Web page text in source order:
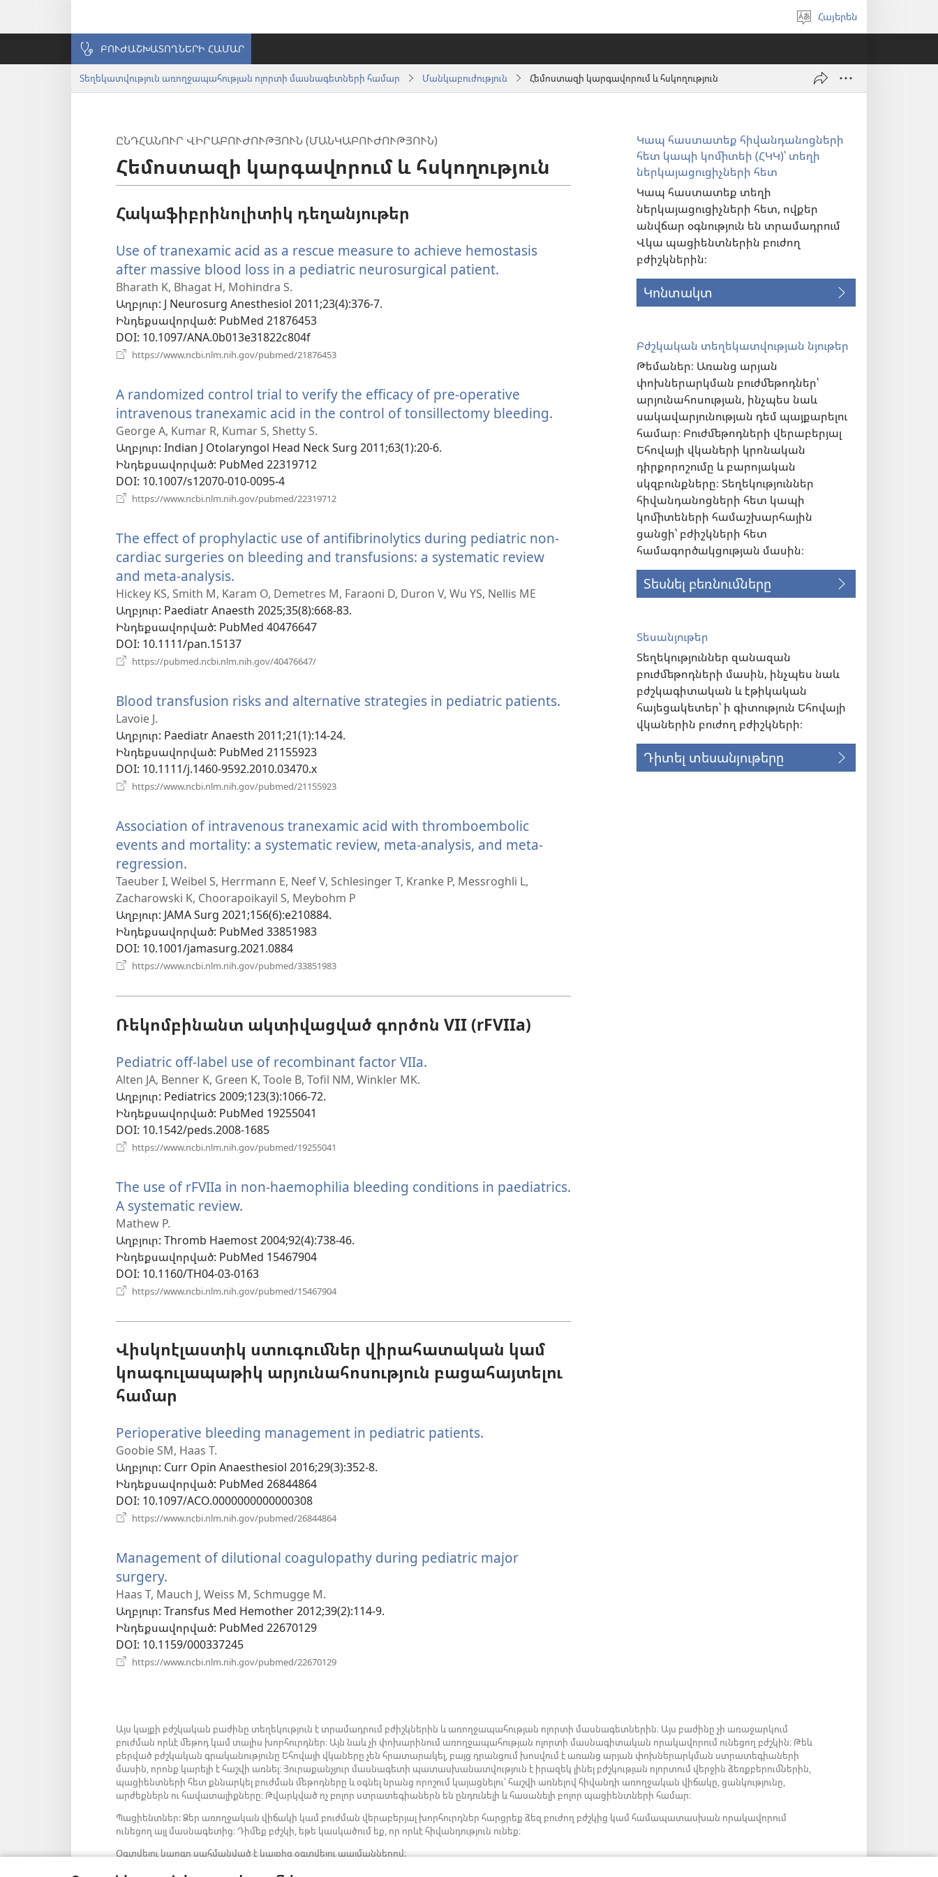
Ընտրել
լեզուն
Հայերեն
ԲՈՒԺԱՇԽԱՏՈՂՆԵՐԻ ՀԱՄԱՐ
Տեղեկատվություն առողջապահության ոլորտի մասնագետների համար Մանկաբուժություն Հեմոստազի կարգավորում և հսկողություն
ԸՆԴՀԱՆՈՒՐ ՎԻՐԱԲՈՒԺՈՒԹՅՈՒՆ (ՄԱՆԿԱԲՈՒԺՈՒԹՅՈՒՆ)
Հեմոստազի կարգավորում և հսկողություն
Հակաֆիբրինոլիտիկ դեղանյութեր
Use of tranexamic acid as a rescue measure to achieve hemostasis
after massive blood loss in a pediatric neurosurgical patient.
Bharath K, Bhagat H, Mohindra S.
Աղբյուր‎: J Neurosurg Anesthesiol 2011;23(4):376-7.
Ինդեքսավորված‎: PubMed 21876453
DOI‎: 10.1097/ANA.0b013e31822c804f
https://www.ncbi.nlm.nih.gov/pubmed/21876453
պատուհան)
A randomized control trial to verify the efficacy of pre-operative
intravenous tranexamic acid in the control of tonsillectomy bleeding.
պատուհան)
George A, Kumar R, Kumar S, Shetty S.
Աղբյուր‎: Indian J Otolaryngol Head Neck Surg 2011;63(1):20-6.
Ինդեքսավորված‎: PubMed 22319712
DOI‎: 10.1007/s12070-010-0095-4
https://www.ncbi.nlm.nih.gov/pubmed/22319712
պատուհան)
The effect of prophylactic use of antifibrinolytics during pediatric non-
cardiac surgeries on bleeding and transfusions: a systematic review
and meta-analysis.
է
նոր
պատուհան)
Hickey KS, Smith M, Karam O, Demetres M, Faraoni D, Duron V, Wu YS, Nellis ME
Աղբյուր‎: Paediatr Anaesth 2025;35(8):668-83.
Ինդեքսավորված‎: PubMed 40476647
DOI‎: 10.1111/pan.15137
https://pubmed.ncbi.nlm.nih.gov/40476647/
պատուհան)
Blood transfusion risks and alternative strategies in pediatric patients.
պատուհան)
Lavoie J.
Աղբյուր‎: Paediatr Anaesth 2011;21(1):14-24.
Ինդեքսավորված‎: PubMed 21155923
DOI‎: 10.1111/j.1460-9592.2010.03470.x
https://www.ncbi.nlm.nih.gov/pubmed/21155923
պատուհան)
Association of intravenous tranexamic acid with thromboembolic
events and mortality: a systematic review, meta-analysis, and meta-
regression.
է
նոր
պատուհան)
Taeuber I, Weibel S, Herrmann E, Neef V, Schlesinger T, Kranke P, Messroghli L,
Zacharowski K, Choorapoikayil S, Meybohm P
Աղբյուր‎: JAMA Surg 2021;156(6):e210884.
Ինդեքսավորված‎: PubMed 33851983
DOI‎: 10.1001/jamasurg.2021.0884
https://www.ncbi.nlm.nih.gov/pubmed/33851983
Ռեկոմբինանտ ակտիվացված գործոն VII (rFVIIa)
Pediatric off-label use of recombinant factor VIIa.
Alten JA, Benner K, Green K, Toole B, Tofil NM, Winkler MK.
Աղբյուր‎: Pediatrics 2009;123(3):1066-72.
Ինդեքսավորված‎: PubMed 19255041
DOI‎: 10.1542/peds.2008-1685
https://www.ncbi.nlm.nih.gov/pubmed/19255041
պատուհան)
The use of rFVIIa in non-haemophilia bleeding conditions in paediatrics.
A systematic review.
նոր
պատուհան)
Mathew P.
Աղբյուր‎: Thromb Haemost 2004;92(4):738-46.
Ինդեքսավորված‎: PubMed 15467904
DOI‎: 10.1160/TH04-03-0163
https://www.ncbi.nlm.nih.gov/pubmed/15467904
Վիսկոէլաստիկ ստուգումներ վիրահատական կամ
կոագուլապաթիկ արյունահոսություն բացահայտելու
համար
Perioperative bleeding management in pediatric patients.
Goobie SM, Haas T.
Աղբյուր‎: Curr Opin Anaesthesiol 2016;29(3):352-8.
Ինդեքսավորված‎: PubMed 26844864
DOI‎: 10.1097/ACO.0000000000000308
https://www.ncbi.nlm.nih.gov/pubmed/26844864
պատուհան)
Management of dilutional coagulopathy during pediatric major
surgery.
է
նոր
պատուհան)
Haas T, Mauch J, Weiss M, Schmugge M.
Աղբյուր‎: Transfus Med Hemother 2012;39(2):114-9.
Ինդեքսավորված‎: PubMed 22670129
DOI‎: 10.1159/000337245
https://www.ncbi.nlm.nih.gov/pubmed/22670129
Կապ հաստատեք հիվանդանոցների
հետ կապի կոմիտեի (ՀԿԿ)՝ տեղի
ներկայացուցիչների հետ
Կապ հաստատեք տեղի
ներկայացուցիչների հետ, ովքեր
անվճար օգնություն են տրամադրում
Վկա պացիենտներին բուժող
բժիշկներին։
Կոնտակտ
Բժշկական տեղեկատվության նյութեր
Թեմաներ։ Առանց արյան
փոխներարկման բուժմեթոդներ՝
արյունահոսության, ինչպես նաև
սակավարյունության դեմ պայքարելու
համար։ Բուժմեթոդների վերաբերյալ
Եհովայի վկաների կրոնական
դիրքորոշումը և բարոյական
սկզբունքները։ Տեղեկություններ
հիվանդանոցների հետ կապի
կոմիտեների համաշխարհային
ցանցի՝ բժիշկների հետ
համագործակցության մասին։
Տեսնել բեռնումները
Տեսանյութեր
Տեղեկություններ զանազան
բուժմեթոդների մասին, ինչպես նաև
բժշկագիտական և էթիկական
հայեցակետեր՝ ի գիտություն Եհովայի
վկաներին բուժող բժիշկների։
Դիտել տեսանյութերը
Այս կայքի բժշկական բաժինը տեղեկություն է տրամադրում բժիշկներին և առողջապահության ոլորտի մասնագետներին։ Այս բաժինը չի առաջարկում
բուժման որևէ մեթոդ կամ տալիս խորհուրդներ։ Այն նաև չի փոխարինում առողջապահության ոլորտի մասնագիտական որակավորում ունեցող բժշկին։ Թեև
բերված բժշկական գրականությունը Եհովայի վկաները չեն հրատարակել, բայց դրանցում խոսվում է առանց արյան փոխներարկման ստրատեգիաների
մասին, որոնք կարելի է հաշվի առնել։ Յուրաքանչյուր մասնագետի պատասխանատվություն է իրազեկ լինել բժշկության ոլորտում վերջին ձեռքբերումներին,
պացիենտների հետ քննարկել բուժման մեթոդները և օգնել նրանց որոշում կայացնելու՝ հաշվի առնելով հիվանդի առողջական վիճակը, ցանկությունը,
արժեքներն ու հավատալիքները։ Թվարկված ոչ բոլոր ստրատեգիաներն են ընդունելի և հասանելի բոլոր պացիենտների համար։
Պացիենտներ: Ձեր առողջական վիճակի կամ բուժման վերաբերյալ խորհուրդներ հարցրեք ձեզ բուժող բժշկից կամ համապատասխան որակավորում
ունեցող այլ մասնագետից։ Դիմեք բժշկի, եթե կասկածում եք, որ որևէ հիվանդություն ունեք։
Օգտվելու կարգը սահմանված է կայքից օգտվելու պայմաններով։